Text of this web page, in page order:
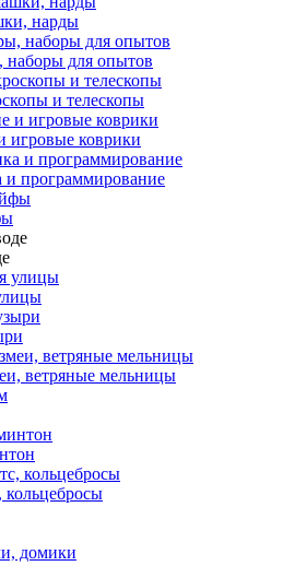
нарды
для опытов
и телескопы
игровые коврики
и программирование
ветряные мельницы
кольцебросы